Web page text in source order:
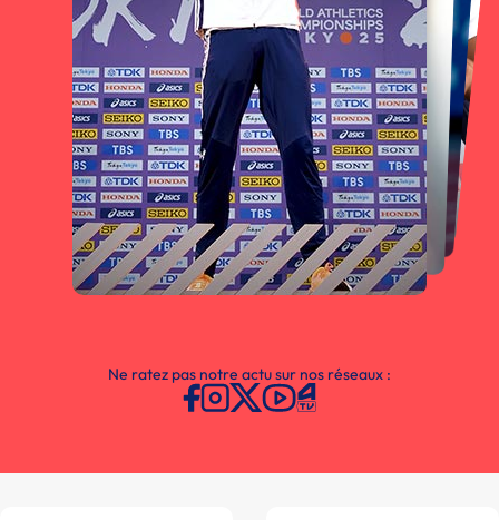
Ne ratez pas notre actu sur nos réseaux :